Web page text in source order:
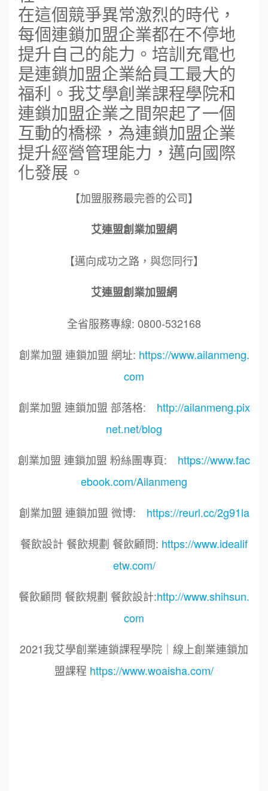
在這個競爭異常激烈的時代，
每個連鎖加盟企業都在不停地
提升自己的能力。培訓充電也
是連鎖加盟企業給員工最大的
福利。我艾學創業課程學院和
連鎖加盟企業之間架起了一個
互動的橋樑，為連鎖加盟企業
提升經營管理能力，邁向國際
化發展。
【加盟服務最完善的公司】
艾連盟創業加盟網
【邁向成功之路，與您同行】
艾連盟創業加盟網
全省服務專線: 0800-532168
創業加盟 連鎖加盟 網址: https://www.ailanmeng.
com
創業加盟 連鎖加盟 部落格: http://ailanmeng.pix
net.net/blog
創業加盟 連鎖加盟 粉絲團專頁: https://www.fac
ebook.com/Ailanmeng
創業加盟 連鎖加盟 微博: https://reurl.cc/2g91la
餐飲設計 餐飲規劃 餐飲顧問: https://www.idealif
etw.com/
餐飲顧問 餐飲規劃 餐飲設計:http://www.shihsun.
com
2021我艾學創業連鎖課程學院｜線上創業連鎖加
盟課程 https://www.woaisha.com/